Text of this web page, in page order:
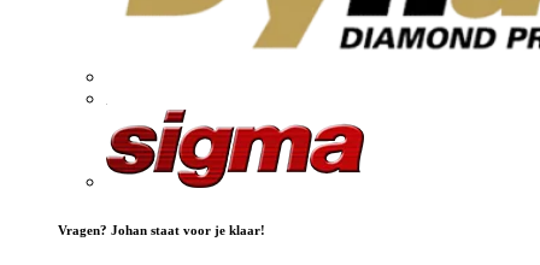
Vragen? Johan staat voor je klaar!